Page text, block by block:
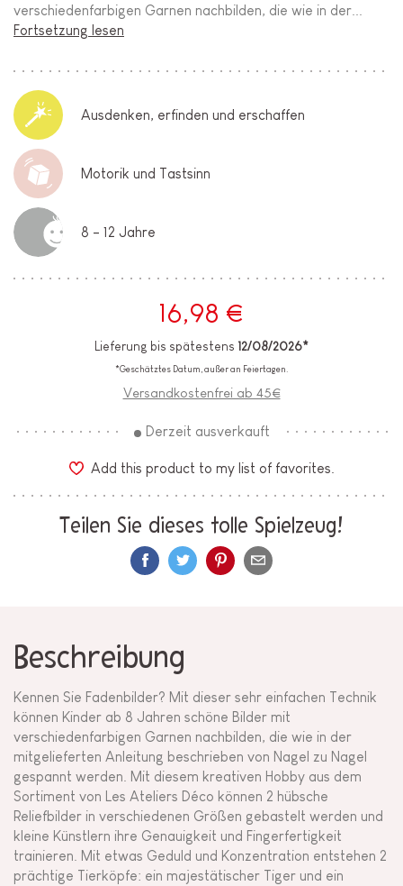
verschiedenfarbigen Garnen nachbilden, die wie in der...
Fortsetzung lesen
Ausdenken, erfinden und erschaffen
Motorik und Tastsinn
8 - 12 Jahre
16,98 €
Lieferung bis spätestens 12/08/2026*
*Geschätztes Datum, außer an Feiertagen.
Versandkostenfrei ab 45€
Derzeit ausverkauft
Add this product to my list of favorites.
Teilen Sie dieses tolle Spielzeug!
Beschreibung
Kennen Sie Fadenbilder? Mit dieser sehr einfachen Technik
können Kinder ab 8 Jahren schöne Bilder mit
verschiedenfarbigen Garnen nachbilden, die wie in der
mitgelieferten Anleitung beschrieben von Nagel zu Nagel
gespannt werden. Mit diesem kreativen Hobby aus dem
Sortiment von Les Ateliers Déco können 2 hübsche
Reliefbilder in verschiedenen Größen gebastelt werden und
kleine Künstlern ihre Genauigkeit und Fingerfertigkeit
trainieren. Mit etwas Geduld und Konzentration entstehen 2
prächtige Tierköpfe: ein majestätischer Tiger und ein